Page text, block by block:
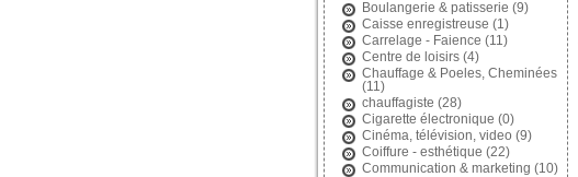
Boulangerie & patisserie (9)
Caisse enregistreuse (1)
Carrelage - Faience (11)
Centre de loisirs(4)
Chauffage & Poeles, Cheminées
(11)
chauffagiste (28)
Cigarette électronique (0)
Cinéma, télévision, video (9)
Coiffure - esthétique (22)
Communication & marketing (10)